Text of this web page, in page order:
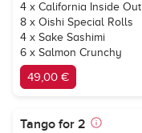
4 x California Inside Out
8 x Oishi Special Rolls
4 x Sake Sashimi
6 x Salmon Crunchy
49,00 €
Tango for 2